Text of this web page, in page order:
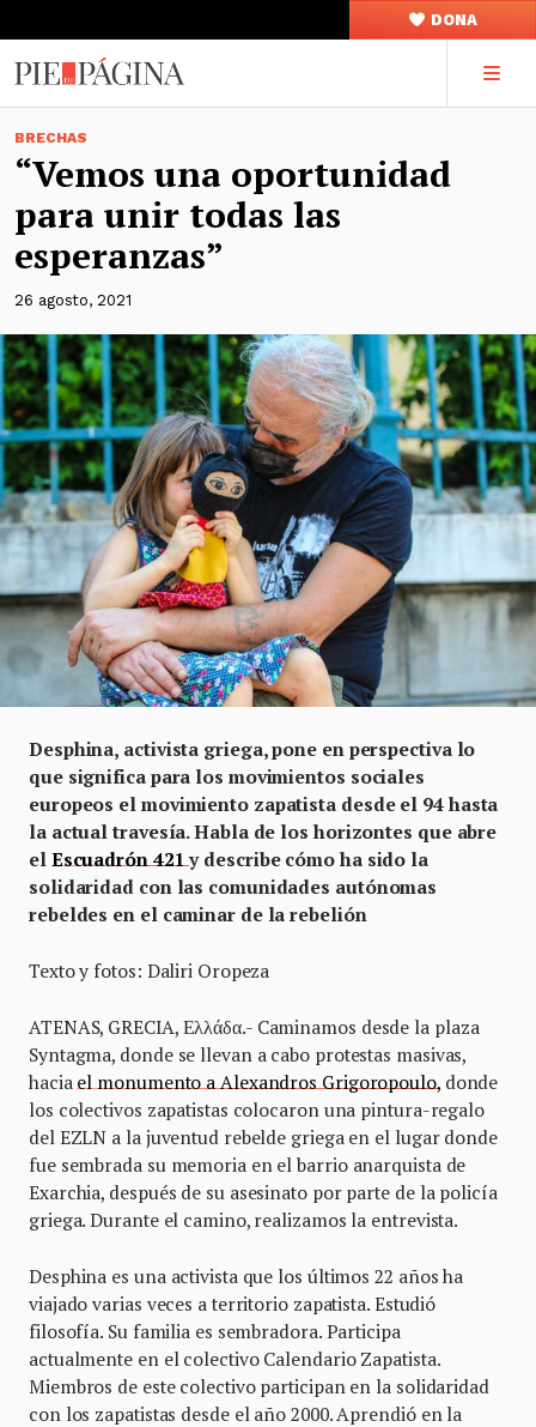
DONA
BRECHAS
“Vemos una oportunidad
para unir todas las
esperanzas”
26 agosto, 2021
Desphina, activista griega, pone en perspectiva lo
que significa para los movimientos sociales
europeos el movimiento zapatista desde el 94 hasta
la actual travesía. Habla de los horizontes que abre
el Escuadrón 421y describe cómo ha sido la
solidaridad con las comunidades autónomas
rebeldes en el caminar de la rebelión
Texto y fotos: Daliri Oropeza
ATENAS, GRECIA, Ελλάδα.- Caminamos desde la plaza
Syntagma, donde se llevan a cabo protestas masivas,
hacia el monumento a Alexandros Grigoropoulo,donde
los colectivos zapatistas colocaron una pintura-regalo
del EZLN a la juventud rebelde griega en el lugar donde
fue sembrada su memoria en el barrio anarquista de
Exarchia, después de su asesinato por parte de la policía
griega. Durante el camino, realizamos la entrevista.
Desphina es una activista que los últimos 22 años ha
viajado varias veces a territorio zapatista. Estudió
filosofía. Su familia es sembradora. Participa
actualmente en el colectivo Calendario Zapatista.
Miembros de este colectivo participan en la solidaridad
con los zapatistas desde el año 2000. Aprendió en la